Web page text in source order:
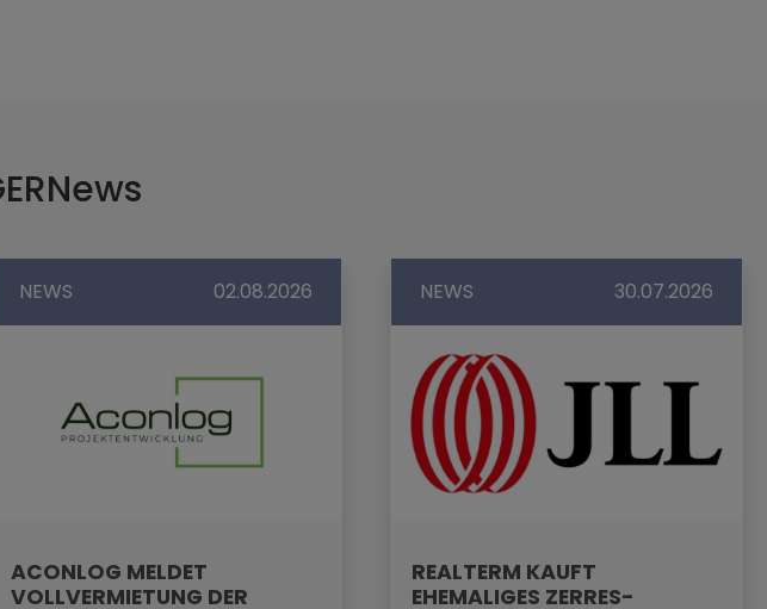
NEWS 02.08.2026
ACONLOG MELDET
VOLLVERMIETUNG DER
NEWS 30.07.2026
REALTERM KAUFT
EHEMALIGES ZERRES-